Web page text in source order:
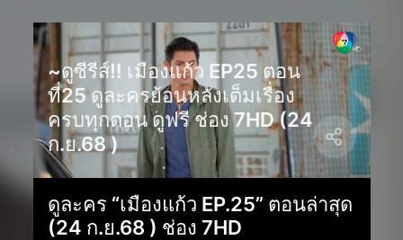
~ดูซีรีส์‼️ เมืองแก้ว EP25 ตอน
ที่25 ดูละครย้อนหลังเต็มเรื่อง
ครบทุกตอน ดูฟรี ช่อง 7HD (24
ก.ย.68 )
ดูละคร “เมืองแก้ว EP.25” ตอนล่าสุด
(24 ก.ย.68 ) ช่อง 7HD